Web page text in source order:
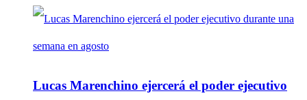
Lucas Marenchino ejercerá el poder ejecutivo